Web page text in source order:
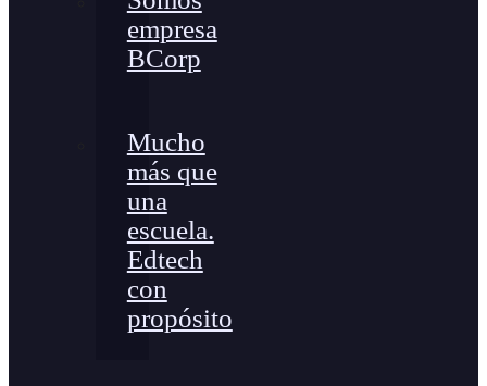
empresa
BCorp
Mucho
más que
una
escuela.
Edtech
con
propósito